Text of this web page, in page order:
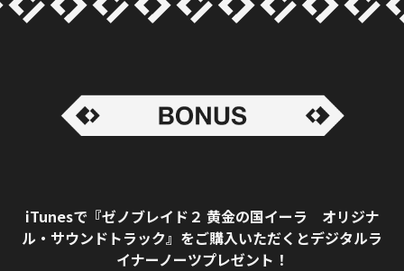
iTunesで『ゼノブレイド２ 黄金の国イーラ オリジナ
ル・サウンドトラック』をご購入いただくとデジタルラ
イナーノーツプレゼント！